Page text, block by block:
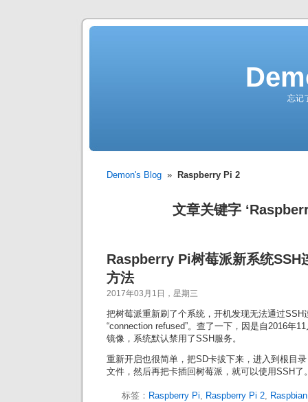
忘记
Demon's Blog » Raspberry Pi 2
文章关键字
Raspberry Pi树莓派新系统SSH
方法
2017年03月1日，星期三
把树莓派重新刷了个系统，开机发现无法通过
“connection refused”。查了一下，因是自2016年
镜像，系统默认禁用了SSH服务。
重新开启也很简单，把SD卡拔下来，进入到根目
文件，然后再把卡插回树莓派，就可以使用SSH了
标签： Raspberry Pi, Raspberry Pi 2, Raspbian